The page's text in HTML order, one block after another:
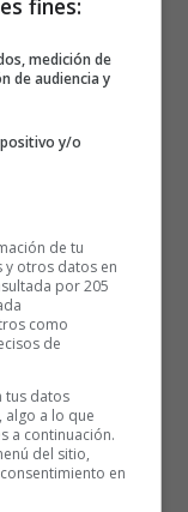
espectáculo de
medición de
de audiencia y
y/o
de tu
y otros datos en
por 205
como
de
tus datos
algo a lo que
a continuación.
del sitio,
en